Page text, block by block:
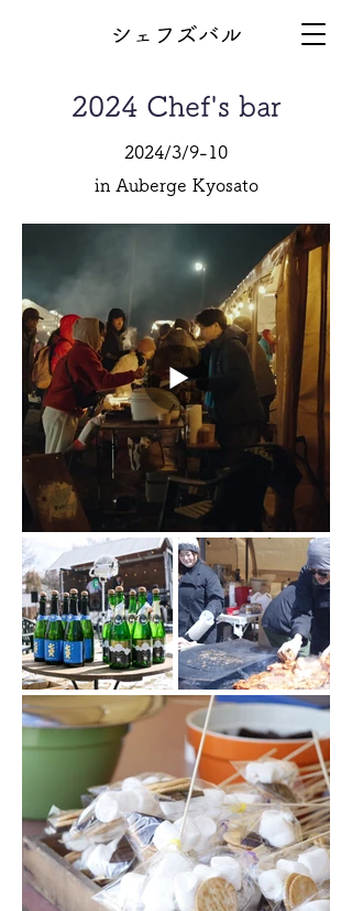
シェフズバル
2024 Chef's bar
2024/3/9-10
in Auberge Kyosato